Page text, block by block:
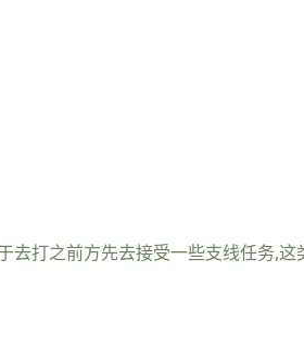
去打之前方先去接受一些支线任务,